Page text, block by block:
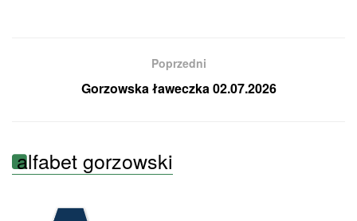
Poprzedni
Gorzowska ławeczka 02.07.2026
alfabet gorzowski